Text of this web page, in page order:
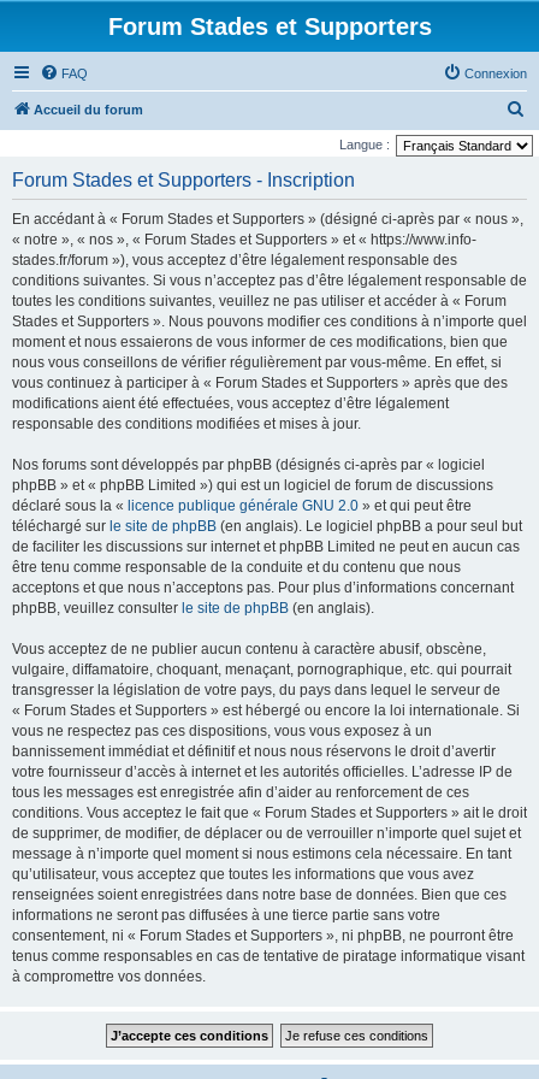
Forum Stades et Supporters
FAQ Connexion
Accueil du forum
e
Langue :
Forum Stades et Supporters - Inscription
En accédant à « Forum Stades et Supporters » (désigné ci-après par « nous »,
« notre », « nos », « Forum Stades et Supporters » et « https://www.info-
stades.fr/forum »), vous acceptez d’être légalement responsable des
conditions suivantes. Si vous n’acceptez pas d’être légalement responsable de
toutes les conditions suivantes, veuillez ne pas utiliser et accéder à « Forum
Stades et Supporters ». Nous pouvons modifier ces conditions à n’importe quel
moment et nous essaierons de vous informer de ces modifications, bien que
nous vous conseillons de vérifier régulièrement par vous-même. En effet, si
vous continuez à participer à « Forum Stades et Supporters » après que des
modifications aient été effectuées, vous acceptez d’être légalement
responsable des conditions modifiées et mises à jour.
Nos forums sont développés par phpBB (désignés ci-après par « logiciel
phpBB » et « phpBB Limited ») qui est un logiciel de forum de discussions
déclaré sous la « licence publique générale GNU 2.0 » et qui peut être
téléchargé sur le site de phpBB (en anglais). Le logiciel phpBB a pour seul but
de faciliter les discussions sur internet et phpBB Limited ne peut en aucun cas
être tenu comme responsable de la conduite et du contenu que nous
acceptons et que nous n’acceptons pas. Pour plus d’informations concernant
phpBB, veuillez consulter le site de phpBB (en anglais).
Vous acceptez de ne publier aucun contenu à caractère abusif, obscène,
vulgaire, diffamatoire, choquant, menaçant, pornographique, etc. qui pourrait
transgresser la législation de votre pays, du pays dans lequel le serveur de
« Forum Stades et Supporters » est hébergé ou encore la loi internationale. Si
vous ne respectez pas ces dispositions, vous vous exposez à un
bannissement immédiat et définitif et nous nous réservons le droit d’avertir
votre fournisseur d’accès à internet et les autorités officielles. L’adresse IP de
tous les messages est enregistrée afin d’aider au renforcement de ces
conditions. Vous acceptez le fait que « Forum Stades et Supporters » ait le droit
de supprimer, de modifier, de déplacer ou de verrouiller n’importe quel sujet et
message à n’importe quel moment si nous estimons cela nécessaire. En tant
qu’utilisateur, vous acceptez que toutes les informations que vous avez
renseignées soient enregistrées dans notre base de données. Bien que ces
informations ne seront pas diffusées à une tierce partie sans votre
consentement, ni « Forum Stades et Supporters », ni phpBB, ne pourront être
tenus comme responsables en cas de tentative de piratage informatique visant
à compromettre vos données.